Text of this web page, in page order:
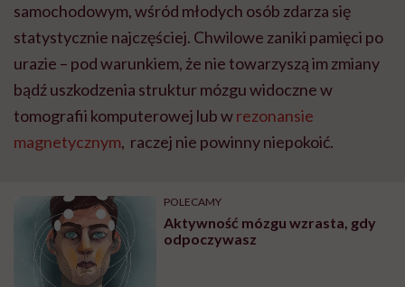
samochodowym, wśród młodych osób zdarza się
statystycznie najczęściej. Chwilowe zaniki pamięci po
urazie – pod warunkiem, że nie towarzyszą im zmiany
bądź uszkodzenia struktur mózgu widoczne w
tomografii komputerowej lub wrezonansie
magnetycznym, raczej nie powinny niepokoić.
POLECAMY
Aktywność mózgu wzrasta, gdy
odpoczywasz